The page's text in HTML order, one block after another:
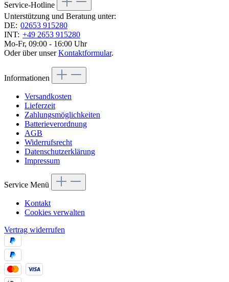
Service-Hotline
Unterstützung und Beratung unter:
DE: 02653 915280
INT: +49 2653 915280
Mo-Fr, 09:00 - 16:00 Uhr
Oder über unserKontaktformular.
Informationen
Versandkosten
Lieferzeit
Zahlungsmöglichkeiten
Batterieverordnung
AGB
Widerrufsrecht
Datenschutzerklärung
Impressum
Service Menü
Kontakt
Cookies verwalten
Vertrag widerrufen